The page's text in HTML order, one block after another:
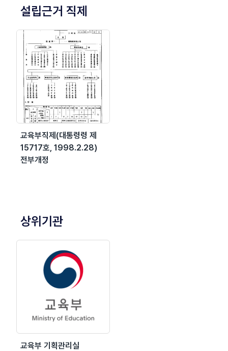
설립근거 직제
교육부직제(대통령령 제
15717호, 1998.2.28)
전부개정
상위기관
교육부 기획관리실